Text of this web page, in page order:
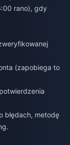
rano), gdy
(zapobiega to
błędach, metodę